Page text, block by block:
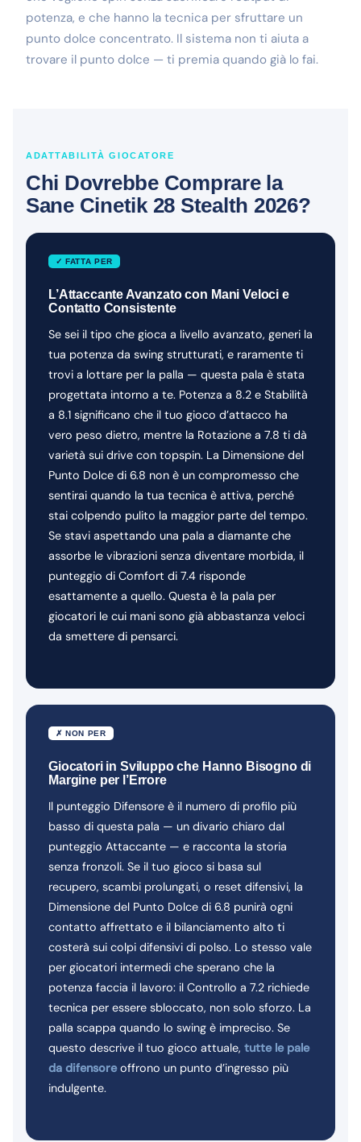
potenza, e che hanno la tecnica per sfruttare un
punto dolce concentrato. Il sistema non ti aiuta a
trovare il punto dolce — ti premia quando già lo fai.
ADATTABILITÀ GIOCATORE
Chi Dovrebbe Comprare la
Sane Cinetik 28 Stealth 2026?
✓ FATTA PER
L’Attaccante Avanzato con Mani Veloci e
Contatto Consistente
Se sei il tipo che gioca a livello avanzato, generi la
tua potenza da swing strutturati, e raramente ti
trovi a lottare per la palla — questa pala è stata
progettata intorno a te. Potenza a 8.2 e Stabilità
a 8.1 significano che il tuo gioco d’attacco ha
vero peso dietro, mentre la Rotazione a 7.8 ti dà
varietà sui drive con topspin. La Dimensione del
Punto Dolce di 6.8 non è un compromesso che
sentirai quando la tua tecnica è attiva, perché
stai colpendo pulito la maggior parte del tempo.
Se stavi aspettando una pala a diamante che
assorbe le vibrazioni senza diventare morbida, il
punteggio di Comfort di 7.4 risponde
esattamente a quello. Questa è la pala per
giocatori le cui mani sono già abbastanza veloci
da smettere di pensarci.
✗ NON PER
Giocatori in Sviluppo che Hanno Bisogno di
Margine per l’Errore
Il punteggio Difensore è il numero di profilo più
basso di questa pala — un divario chiaro dal
punteggio Attaccante — e racconta la storia
senza fronzoli. Se il tuo gioco si basa sul
recupero, scambi prolungati, o reset difensivi, la
Dimensione del Punto Dolce di 6.8 punirà ogni
contatto affrettato e il bilanciamento alto ti
costerà sui colpi difensivi di polso. Lo stesso vale
per giocatori intermedi che sperano che la
potenza faccia il lavoro: il Controllo a 7.2 richiede
tecnica per essere sbloccato, non solo sforzo. La
palla scappa quando lo swing è impreciso. Se
questo descrive il tuo gioco attuale, tutte le pale
da difensoreoffrono un punto d’ingresso più
indulgente.